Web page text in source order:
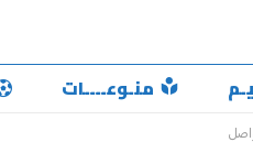
منـوعــــات